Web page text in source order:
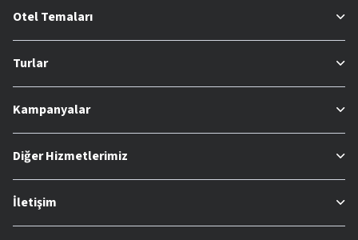
Otel Temaları
Turlar
Kampanyalar
Diğer Hizmetlerimiz
İletişim